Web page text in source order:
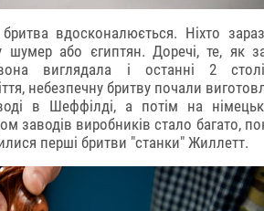
вдосконалюється. Ніхто
шумер або єгиптян. Доречі, те, як
виглядала і останні 2
небезпечну бритву почали
в Шеффілді, а потім на
заводів виробників стало багато,
перші бритви "станки" Жиллетт.